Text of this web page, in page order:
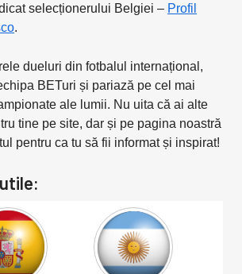
selecționerului Belgiei – Profil
.
dueluri din fotbalul internațional,
BETuri și pariază pe cel mai
ale lumii. Nu uita că ai alte
tine pe site, dar și pe pagina noastră
pentru ca tu să fii informat și inspirat!